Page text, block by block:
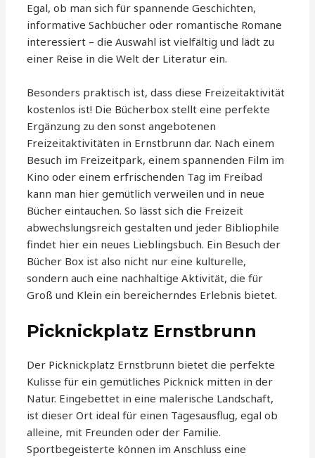
Egal, ob man sich für spannende Geschichten,
informative Sachbücher oder romantische Romane
interessiert – die Auswahl ist vielfältig und lädt zu
einer Reise in die Welt der Literatur ein.
Besonders praktisch ist, dass diese Freizeitaktivität
kostenlos ist! Die Bücherbox stellt eine perfekte
Ergänzung zu den sonst angebotenen
Freizeitaktivitäten in Ernstbrunn dar. Nach einem
Besuch im Freizeitpark, einem spannenden Film im
Kino oder einem erfrischenden Tag im Freibad
kann man hier gemütlich verweilen und in neue
Bücher eintauchen. So lässt sich die Freizeit
abwechslungsreich gestalten und jeder Bibliophile
findet hier ein neues Lieblingsbuch. Ein Besuch der
Bücher Box ist also nicht nur eine kulturelle,
sondern auch eine nachhaltige Aktivität, die für
Groß und Klein ein bereicherndes Erlebnis bietet.
Picknickplatz Ernstbrunn
Der Picknickplatz Ernstbrunn bietet die perfekte
Kulisse für ein gemütliches Picknick mitten in der
Natur. Eingebettet in eine malerische Landschaft,
ist dieser Ort ideal für einen Tagesausflug, egal ob
alleine, mit Freunden oder der Familie.
Sportbegeisterte können im Anschluss eine